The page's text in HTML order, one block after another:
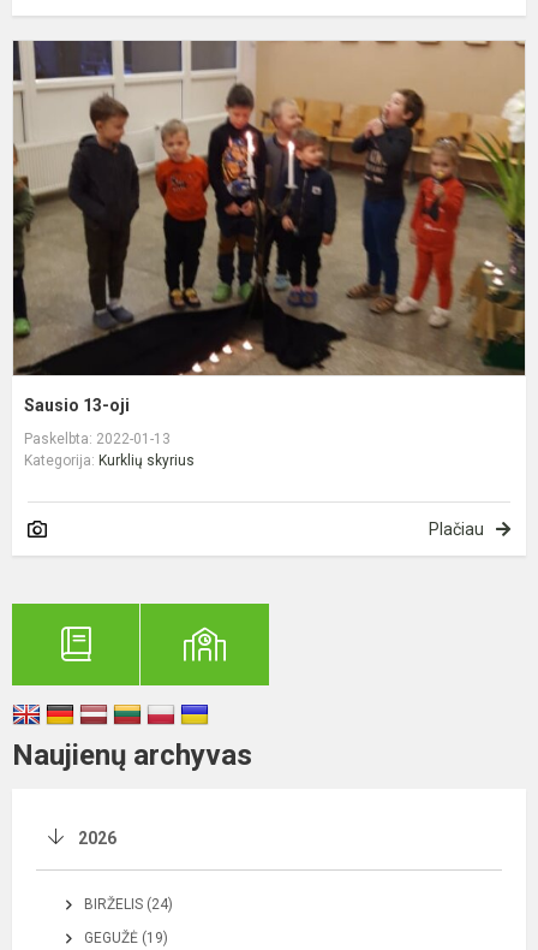
Sausio 13-oji
Paskelbta: 2022-01-13
Kategorija: Kurklių skyrius
Plačiau
Naujienų archyvas
2026
BIRŽELIS (24)
GEGUŽĖ (19)